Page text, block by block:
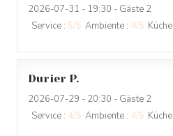
2026-07-31 - 19:30 - Gäste 2
Service : 5/5 Ambiente : 4/5 Küche
Durier P
2026-07-29 - 20:30 - Gäste 2
Service : 4/5 Ambiente : 4/5 Küche